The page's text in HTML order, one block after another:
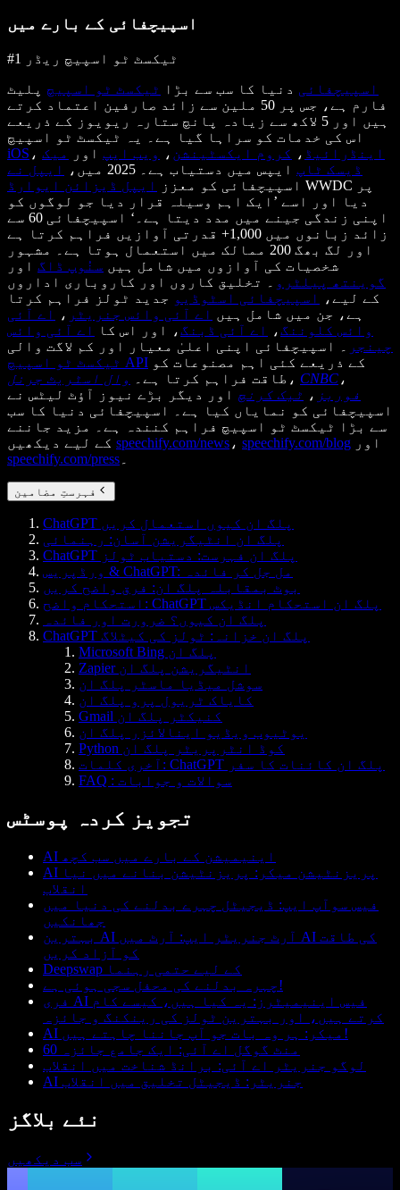
اسپیچفائی کے بارے میں
#1 ٹیکسٹ ٹو اسپیچ ریڈر
اسپیچفائی دنیا کا سب سے بڑا ٹیکسٹ ٹو اسپیچ پلیٹ
فارم ہے، جس پر 50 ملین سے زائد صارفین اعتماد کرتے
ہیں اور 5 لاکھ سے زیادہ پانچ ستارہ ریویوز کے ذریعے
اس کی خدمات کو سراہا گیا ہے۔ یہ ٹیکسٹ ٹو اسپیچ
iOS ، اینڈرائیڈ ، کروم ایکسٹینشن ، ویب ایپ اور
میک
ڈیسک ٹاپ ایپس میں دستیاب ہے۔ 2025 میں،
ایپل نے
اسپیچفائی کو معزز
ایپل ڈیزائن ایوارڈ
WWDC پر
دیا اور اسے ’ایک اہم وسیلہ قرار دیا جو لوگوں کو
اپنی زندگی جینے میں مدد دیتا ہے۔‘ اسپیچفائی 60 سے
زائد زبانوں میں 1,000+ قدرتی آوازیں فراہم کرتا ہے
اور لگ بھگ 200 ممالک میں استعمال ہوتا ہے۔ مشہور
شخصیات کی آوازوں میں شامل ہیں سنُوپ ڈاگ اور
گوینتھ پیلٹرو
۔ تخلیق کاروں اور کاروباری اداروں
کے لیے،
اسپیچفائی اسٹوڈیو جدید ٹولز فراہم کرتا
ہے، جن میں شامل ہیں اے آئی وائس جنریٹر ،
اے آئی
وائس کلوننگ، اے آئی ڈبنگ، اور اس کا
اے آئی وائس
چینجر
۔ اسپیچفائی اپنی اعلیٰ معیار اور کم لاگت والی
ٹیکسٹ ٹو اسپیچ API
طاقت فراہم کرتا ہے۔
وال اسٹریٹ جرنل ، CNBC ،
فوربز ، ٹیک کرنچ اور دیگر بڑے نیوز آؤٹ لیٹس نے
اسپیچفائی کو نمایاں کیا ہے۔ اسپیچفائی دنیا کا سب
سے بڑا ٹیکسٹ ٹو اسپیچ فراہم کنندہ ہے۔ مزید جاننے
speechify.com/news ، speechify.com/blog اور
speechify.com/press
فہرستِ مضامین
ChatGPT پلگ ان کیوں استعمال کریں
پلگ ان انٹیگریشن آسان: رہنمائی
ChatGPT پلگ ان فہرست: دستیاب ٹولز
ورڈپریس & ChatGPT: مل جل کر فائدہ
بوٹ بمقابلہ پلگ ان: فرق واضح کریں
استحکام واضح: ChatGPT پلگ ان استحکام انڈیکس
پلگ ان کیوں؟ ضرورت اور فائدہ
ChatGPT پلگ ان خزانہ: ٹولز کی کیٹلاگ
Microsoft Bing پلگ ان
Zapier انٹیگریشن پلگ ان
سوشل میڈیا ماسٹر پلگ ان
کایاک ٹریول پرو پلگ ان
Gmail کنیکٹر پلگ ان
یوٹیوب ویڈیو اینالائزر پلگ ان
Python کوڈ انٹرپریٹر پلگ ان
آخری کلمات: ChatGPT پلگ ان کائنات کا سفر
FAQ : سوالات و جوابات
تجویز کردہ پوسٹس
AI اینیمیشن کے بارے میں سب کچھ
AI پریزنٹیشن میکر: پریزنٹیشن بنانے میں نیا
انقلاب
فیس سوآپ ایپ: ڈیجیٹل چہرے بدلنے کی دنیا میں
جھانکیں
بہترین AI آرٹ جنریٹر ایپ: آرٹ میں AI کی طاقت
کو آزاد کریں
Deepswap کے لیے حتمی رہنما
چہرہ بدلنے کی محفل سجی ہوئی ہے!
فری AI فیس اینیمیٹرز: یہ کیا ہیں، کیسے کام
کرتے ہیں، اور بہترین ٹولز کی رینکنگ و جائزہ
AI میکر: ہر وہ بات جو آپ جاننا چاہتے ہیں!
60 منٹ گوگل اے آئی: ایک جامع جائزہ
لوگو جنریٹر اے آئی: برانڈ شناخت میں انقلاب
AI جنریٹر: ڈیجیٹل تخلیق میں انقلاب
نئے بلاگز
سب دیکھیں